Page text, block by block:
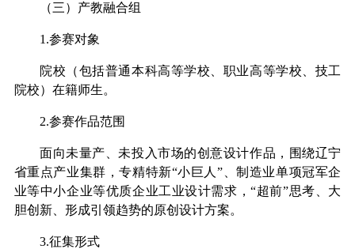
（三）产教融合组
1.参赛对象
院校（包括普通本科高等学校、职业高等学校、技工
院校）在籍师生。
2.参赛作品范围
面向未量产、未投入市场的创意设计作品，围绕辽宁
省重点产业集群，专精特新“小巨人” 、制造业单项冠军企
业等中小企业等优质企业工业设计需求，“超前”思考、大
胆创新、形成引领趋势的原创设计方案。
3.征集形式